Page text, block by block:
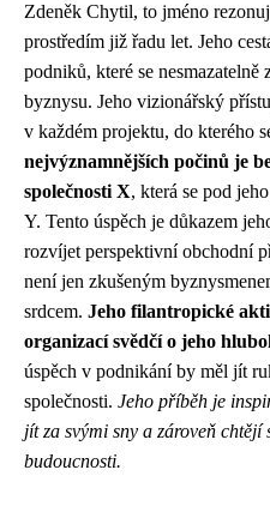
Zdeněk Chytil, to jméno
prostředím již řadu let. Jeho
podniků, které se nesmazatelně
byznysu. Jeho vizionářský
v každém projektu, do kterého
nejvýznamnějších počinů je
společnosti X, která se pod
Y. Tento úspěch je důkazem
rozvíjet perspektivní obchodní
není jen zkušeným
srdcem. Jeho filantropické
organizací svědčí o jeho
úspěch v podnikání by měl jít
společnosti. Jeho příběh je
jít za svými sny a zároveň
budoucnosti.